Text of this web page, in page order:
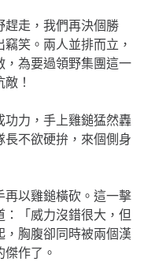
趕走，我們再決個勝
笑。兩人並排而立，
為要過領野集團這一
！
力，手上雞鎚猛然轟
不欲硬拚，來個側身
以雞鎚橫砍。這一擊
「威力沒錯很大，但
胸腹卻同時被兩個漢
作了。